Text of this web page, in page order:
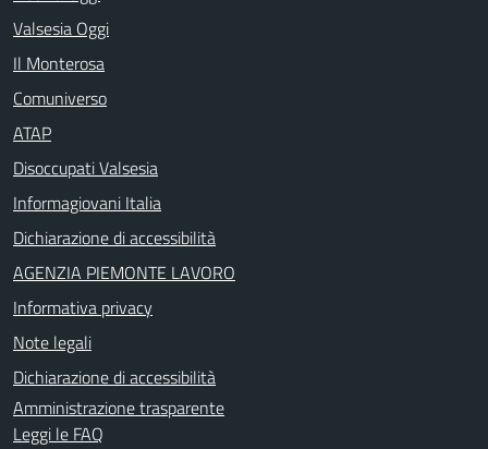
Valsesia Oggi
Il Monterosa
Comuniverso
ATAP
Disoccupati Valsesia
Informagiovani Italia
Dichiarazione di accessibilità
AGENZIA PIEMONTE LAVORO
Informativa privacy
Note legali
Dichiarazione di accessibilità
Amministrazione trasparente
Leggi le FAQ